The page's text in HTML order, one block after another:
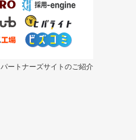
パートナーズサイトのご紹介